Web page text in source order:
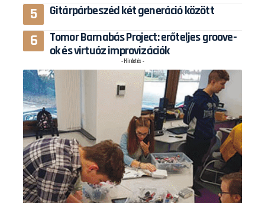
Gitárpárbeszéd két generáció között
Tomor Barnabás Project: erőteljes groove-
ok és virtuóz improvizációk
- Hirdetés -